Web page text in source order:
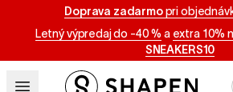
Doprava zadarmopri
Letný výpredaj do -40 % a extra 10%
SNEAKERS10